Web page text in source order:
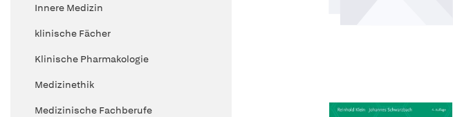
Innere Medizin
klinische Fächer
Klinische Pharmakologie
Medizinethik
Medizinische Fachberufe